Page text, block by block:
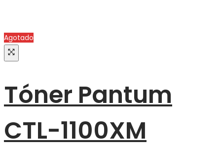
Agotado
Tóner Pantum
CTL-1100XM